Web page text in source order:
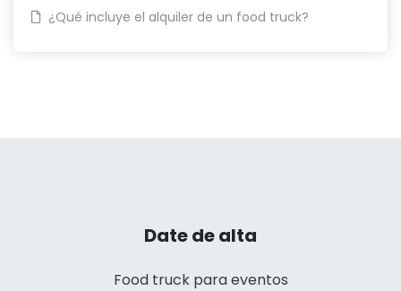
¿Qué incluye el alquiler de un food truck?
Date de alta
Food truck para eventos